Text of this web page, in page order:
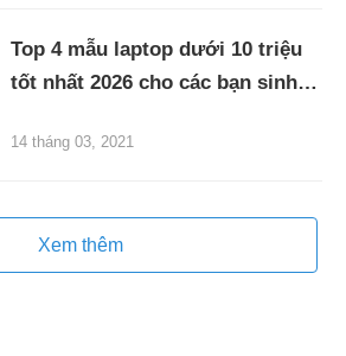
Top 4 mẫu laptop dưới 10 triệu
tốt nhất 2026 cho các bạn sinh
14 tháng 03, 2021
Xem thêm